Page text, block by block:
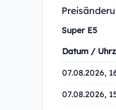
Super E5
Datum /
07.08.2026,
07.08.2026,